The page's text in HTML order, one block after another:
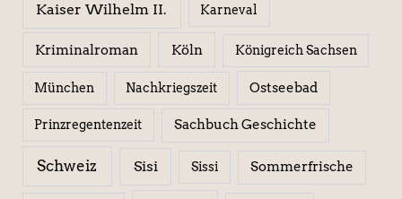
Kaiser Wilhelm II. Karneval
Kriminalroman Köln Königreich Sachsen
München Nachkriegszeit Ostseebad
Prinzregentenzeit Sachbuch Geschichte
Schweiz Sisi Sissi Sommerfrische